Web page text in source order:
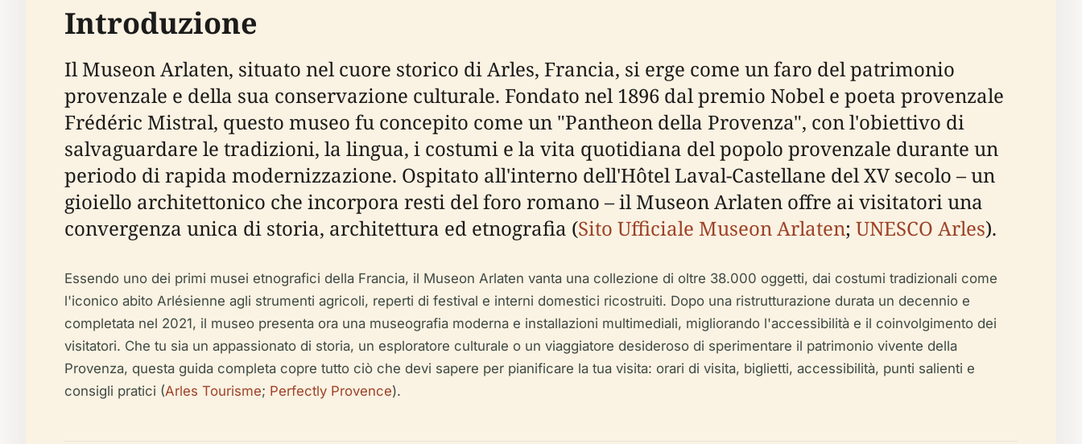
Introduzione
Il Museon Arlaten, situato nel cuore storico di Arles, Francia, si erge come un faro del patrimonio
provenzale e della sua conservazione culturale. Fondato nel 1896 dal premio Nobel e poeta provenzale
Frédéric Mistral, questo museo fu concepito come un "Pantheon della Provenza", con l'obiettivo di
salvaguardare le tradizioni, la lingua, i costumi e la vita quotidiana del popolo provenzale durante un
periodo di rapida modernizzazione. Ospitato all'interno dell'Hôtel Laval-Castellane del XV secolo – un
gioiello architettonico che incorpora resti del foro romano – il Museon Arlaten offre ai visitatori una
convergenza unica di storia, architettura ed etnografia (Sito Ufficiale Museon Arlaten; UNESCO Arles).
Essendo uno dei primi musei etnografici della Francia, il Museon Arlaten vanta una collezione di oltre 38.000 oggetti, dai costumi tradizionali come
l'iconico abito Arlésienne agli strumenti agricoli, reperti di festival e interni domestici ricostruiti. Dopo una ristrutturazione durata un decennio e
completata nel 2021, il museo presenta ora una museografia moderna e installazioni multimediali, migliorando l'accessibilità e il coinvolgimento dei
visitatori. Che tu sia un appassionato di storia, un esploratore culturale o un viaggiatore desideroso di sperimentare il patrimonio vivente della
Provenza, questa guida completa copre tutto ciò che devi sapere per pianificare la tua visita: orari di visita, biglietti, accessibilità, punti salienti e
consigli pratici (Arles Tourisme; Perfectly Provence).